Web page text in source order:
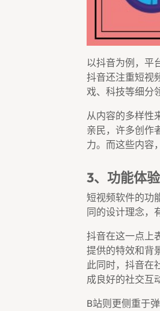
以抖音为例，平
抖音还注重短视
戏、科技等细分
从内容的多样性
亲民，许多创作
力。而这些内容
3、功能体
短视频软件的功
同的设计理念，
抖音在这一点上
提供的特效和背
此同时，抖音在
成良好的社交互
B站则更侧重于